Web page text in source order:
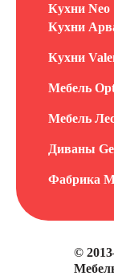
Кухни Neo
Кухни
Кухни
Мебель
Мебель
Диваны
Фабрика
©